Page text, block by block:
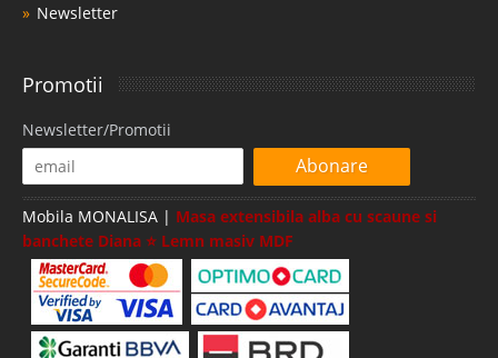
Newsletter
Promotii
Newsletter/Promotii
Abonare
Mobila MONALISA | Masa extensibila alba cu scaune si
banchete Diana ⭐ Lemn masiv MDF